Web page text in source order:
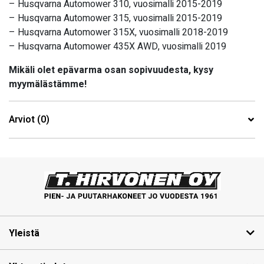
– Husqvarna Automower 310, vuosimalli 2015-2019
– Husqvarna Automower 315, vuosimalli 2015-2019
– Husqvarna Automower 315X, vuosimalli 2018-2019
– Husqvarna Automower 435X AWD, vuosimalli 2019
Mikäli olet epävarma osan sopivuudesta, kysy
myymälästämme!
Arviot (0)
Yleistä